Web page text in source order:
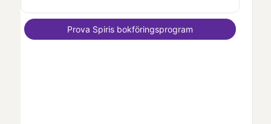
Prova Spiris bokföringsprogram